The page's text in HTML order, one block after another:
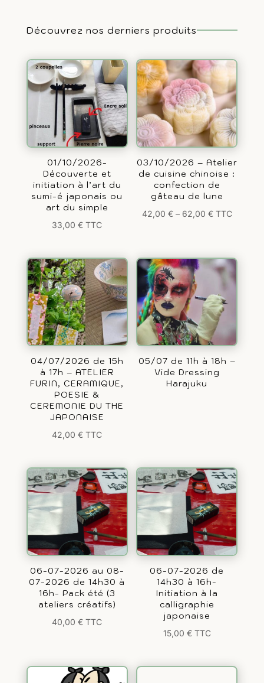
Découvrez nos derniers produits
01/10/2026-
Découverte et
initiation à l’art du
sumi-é japonais ou
art du simple
33,00€ TTC
03/10/2026 – Atelier
de cuisine chinoise :
confection de
gâteau de lune
42,00 €– 62,00 € TTC
04/07/2026 de 15h
à 17h – ATELIER
FURIN, CERAMIQUE,
POESIE &
CEREMONIE DU THE
JAPONAISE
42,00€ TTC
05/07 de 11h à 18h –
Vide Dressing
Harajuku
06-07-2026 au 08-
07-2026 de 14h30 à
16h- Pack été (3
ateliers créatifs)
40,00€ TTC
06-07-2026 de
14h30 à 16h-
Initiation à la
calligraphie
japonaise
15,00 € TTC